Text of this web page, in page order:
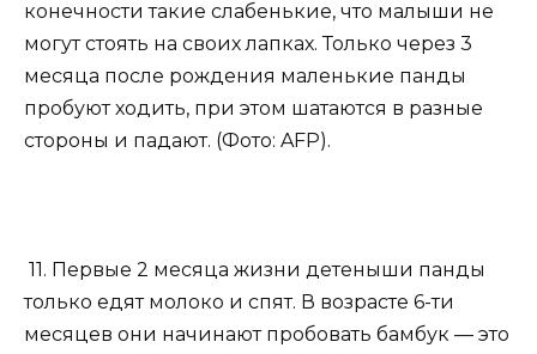
конечности такие слабенькие, что малыши не
могут стоять на своих лапках. Только через 3
месяца после рождения маленькие панды
пробуют ходить, при этом шатаются в разные
стороны и падают. (Фото: AFP).
11. Первые 2 месяца жизни детеныши панды
только едят молоко и спят. В возрасте 6-ти
месяцев они начинают пробовать бамбук — это